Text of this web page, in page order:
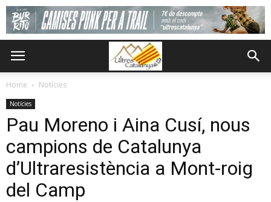
Home Notícies
Notícies
Pau Moreno i Aina Cusí, nous
campions de Catalunya
d’Ultraresistència a Mont-roig
del Camp